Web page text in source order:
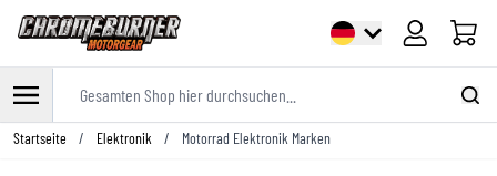
Zum Inhalt springen
Startseite / Elektronik / Motorrad Elektronik Marken